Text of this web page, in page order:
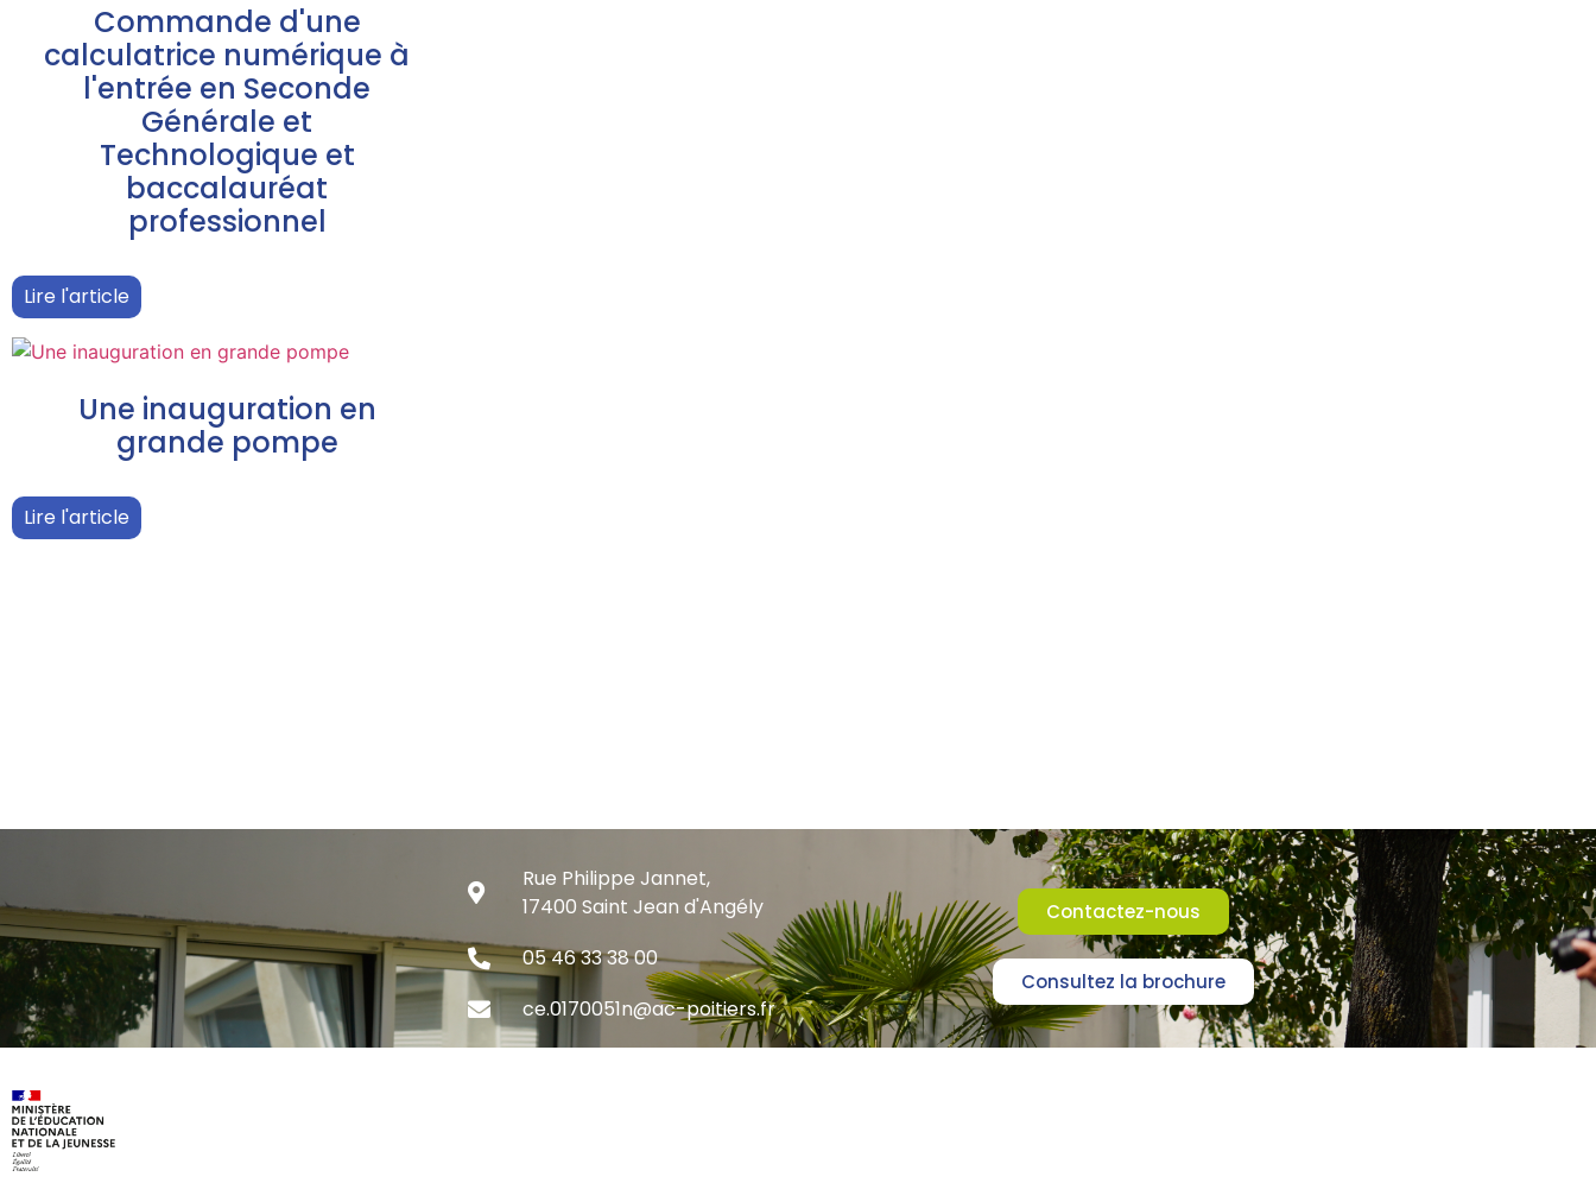
Commande d'une
calculatrice numérique à
l'entrée en Seconde
Générale et
Technologique et
baccalauréat
professionnel
Lire l'article
Une inauguration en
grande pompe
Lire l'article
Rue Philippe Jannet,
17400 Saint Jean d'Angély
05 46 33 38 00
ce.0170051n@ac-poitiers.fr
Contactez-nous
Consultez la brochure